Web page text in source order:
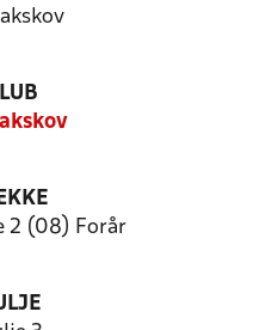
2 (08) Forår